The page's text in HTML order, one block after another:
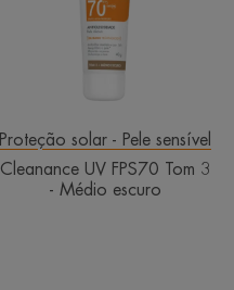
3
-
Médio
Proteção solar - Pele sensível
Cleanance UV FPS70 Tom 3
- Médio escuro